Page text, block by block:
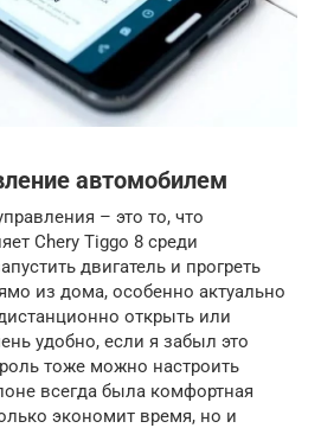
автомобилем
– это то, что
Chery Tiggo 8 среди
двигатель и прогреть
из дома, особенно актуально
открыть или
удобно, если я забыл это
тоже можно настроить
всегда была комфортная
экономит время, но и